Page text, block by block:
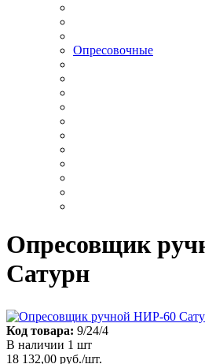
Опресовочные
Опресовщик
Сатурн
Код товара: 9/24/4
В наличии 1 шт
18 132,00 руб./шт.